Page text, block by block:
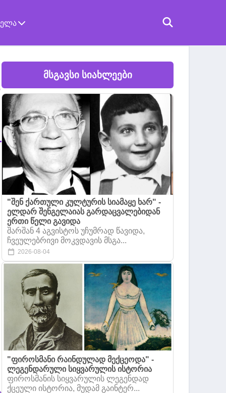
მსგავსი სიახლეები
"შენ ქართული კულტურის სიამაყე ხარ" -
ელდარ შენგელაიას გარდაცვალებიდან
ერთი წელი გავიდა
შარშან 4 აგვისტოს უჩუმრად წავიდა,
ჩვეულებრივი მოკვდავის მსგა...
2026-08-04
"ფიროსმანი რაინდულად მექცეოდა" -
ლეგენდარული სიყვარულის ისტორია
ფიროსმანის სიყვარულის ლეგენდად
ქცეული ისტორია, მუდამ გაინტერ...